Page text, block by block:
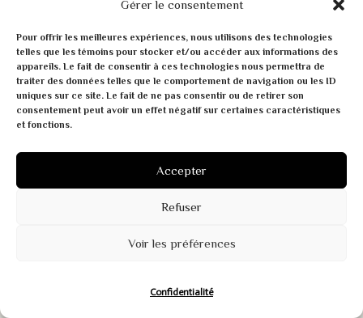
Gérer le consentement
Pour offrir les meilleures expériences, nous utilisons des technologies
telles que les témoins pour stocker et/ou accéder aux informations des
appareils. Le fait de consentir à ces technologies nous permettra de
traiter des données telles que le comportement de navigation ou les ID
uniques sur ce site. Le fait de ne pas consentir ou de retirer son
consentement peut avoir un effet négatif sur certaines caractéristiques
et fonctions.
Accepter
Refuser
Voir les préférences
Confidentialité
soutien communautaireaide lanaudière
Contactez-nous !
info@fondationmarcsaulnier.org
Numéro d'organisme de bienfaisance: 872731351RR0001